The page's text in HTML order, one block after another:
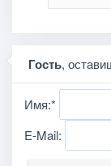
Гость,
Имя:*
E-Mail: